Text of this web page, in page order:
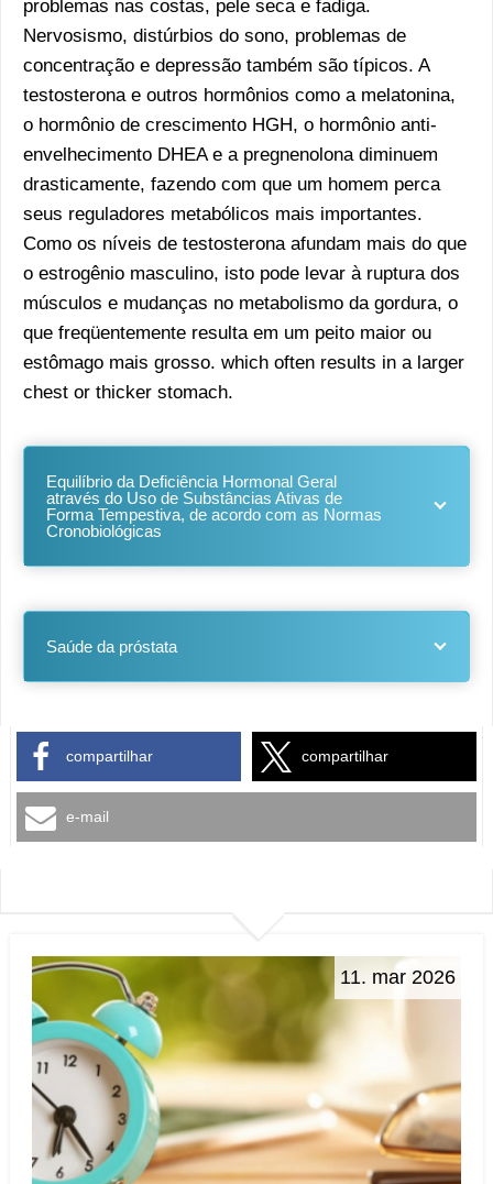
problemas nas costas, pele seca e fadiga.
Nervosismo, distúrbios do sono, problemas de
concentração e depressão também são típicos. A
testosterona e outros hormônios como a melatonina,
o hormônio de crescimento HGH, o hormônio anti-
envelhecimento DHEA e a pregnenolona diminuem
drasticamente, fazendo com que um homem perca
seus reguladores metabólicos mais importantes.
Como os níveis de testosterona afundam mais do que
o estrogênio masculino, isto pode levar à ruptura dos
músculos e mudanças no metabolismo da gordura, o
que freqüentemente resulta em um peito maior ou
estômago mais grosso. which often results in a larger
chest or thicker stomach.
Equilíbrio da Deficiência Hormonal Geral
através do Uso de Substâncias Ativas de
Forma Tempestiva, de acordo com as Normas
Cronobiológicas
Saúde da próstata
compartilhar compartilhar
e-mail
11. mar 2026